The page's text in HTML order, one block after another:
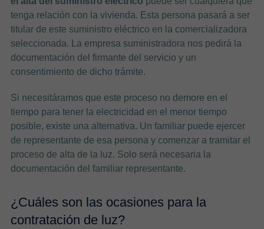
tenga relación con la vivienda. Esta persona pasará a ser
titular de este suministro eléctrico en la comercializadora
seleccionada. La empresa suministradora nos pedirá la
documentación del firmante del servicio y un
consentimiento de dicho trámite.
Si necesitáramos que este proceso no demore en el
tiempo para tener la electricidad en el menor tiempo
posible, existe una alternativa. Un familiar puede ejercer
de representante de esa persona y comenzar a tramitar el
proceso de alta de la luz. Solo será necesaria la
documentación del familiar representante.
¿Cuáles son las ocasiones para la
contratación de luz?